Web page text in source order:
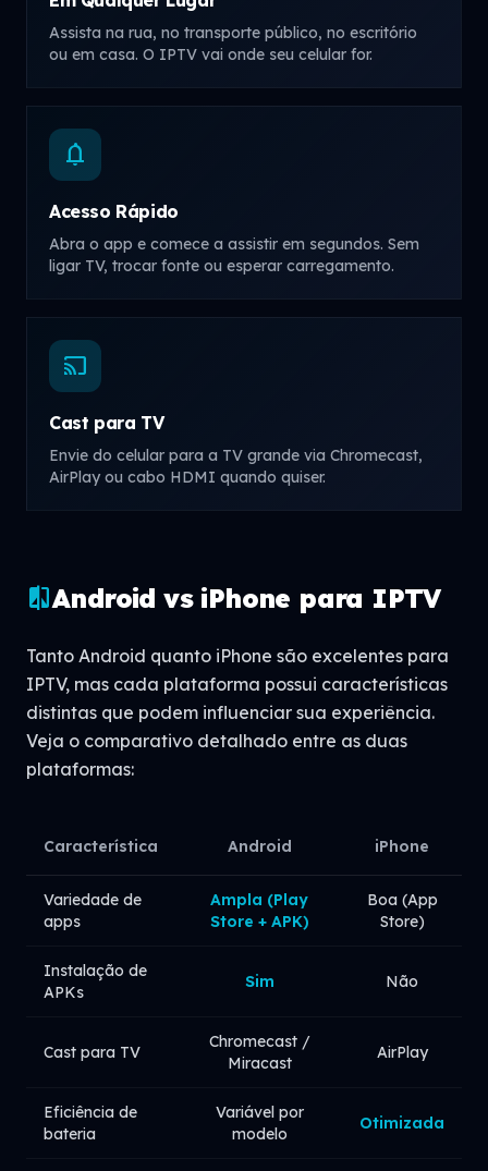
Assista na rua, no transporte público, no escritório
ou em casa. O IPTV vai onde seu celular for.
notifications
Acesso Rápido
Abra o app e comece a assistir em segundos. Sem
ligar TV, trocar fonte ou esperar carregamento.
cast
Cast para TV
Envie do celular para a TV grande via Chromecast,
AirPlay ou cabo HDMI quando quiser.
compareAndroid vs iPhone para IPTV
Tanto Android quanto iPhone são excelentes para
IPTV, mas cada plataforma possui características
distintas que podem influenciar sua experiência.
Veja o comparativo detalhado entre as duas
plataformas:
Característica Android iPhone
Variedade de
apps
Ampla (Play
Store + APK)
Boa (App
Store)
Instalação de
APKs
Sim Não
Cast para TV
Chromecast /
Miracast
AirPlay
Eficiência de
bateria
Variável por
modelo
Otimizada